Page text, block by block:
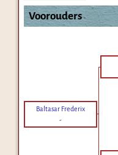
Voorouders
Baltasar Frederix
-